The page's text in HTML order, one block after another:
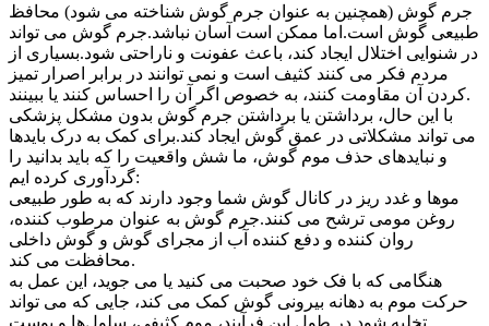
جرم گوش (همچنین به عنوان جرم گوش شناخته می شود) محافظ
طبیعی گوش است.اما ممکن است آسان نباشد.جرم گوش می تواند
در شنوایی اختلال ایجاد کند، باعث عفونت و ناراحتی شود.بسیاری از
مردم فکر می کنند کثیف است و نمی توانند در برابر اصرار تمیز
کردن آن مقاومت کنند، به خصوص اگر آن را احساس کنند یا ببینند.
با این حال، برداشتن یا برداشتن جرم گوش بدون مشکل پزشکی
می تواند مشکلاتی در عمق گوش ایجاد کند.برای کمک به درک بایدها
و نبایدهای حذف موم گوش، ما شش واقعیت را که باید بدانید را
گردآوری کرده ایم:
موها و غدد ریز در کانال گوش شما وجود دارند که به طور طبیعی
روغن مومی ترشح می کنند.جرم گوش به عنوان مرطوب کننده،
روان کننده و دفع کننده آب از مجرای گوش و گوش داخلی
محافظت می کند.
هنگامی که با فک خود صحبت می کنید یا می جوید، این عمل به
حرکت موم به دهانه بیرونی گوش کمک می کند، جایی که می تواند
تخلیه شود.در طول این فرآیند، موم کثیفی، سلول‌ها و پوست